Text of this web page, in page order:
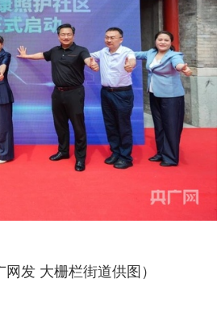
发 大栅栏街道供图）